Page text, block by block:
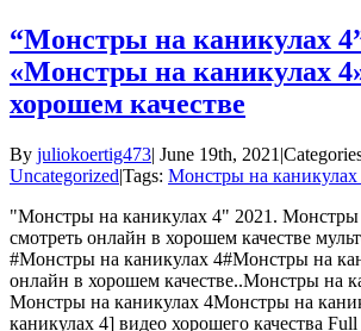
“Монстры на каникулах
«Монстры на каникулах
хорошем качестве
By juliokoertig473| June 19th, 2021 |
Uncategorized|Tags: Монстры на
"Монстры на каникулах 4" 2021. Монстры
смотреть онлайн в хорошем качестве
#Монстры на каникулах 4#Монстры на
онлайн в хорошем качестве..Монстры на
Монстры на каникулах 4Монстры на
каникулах 4] видео хорошего качества